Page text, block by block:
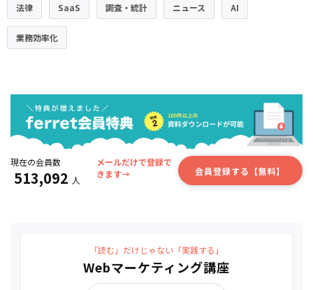
法律 SaaS 調査・統計 ニュース AI
業務効率化
現在の会員数
513,092 人
メールだけで登録で
きます→
会員登録する【無料】
「読む」だけじゃない「実践する」
Webマーケティング講座